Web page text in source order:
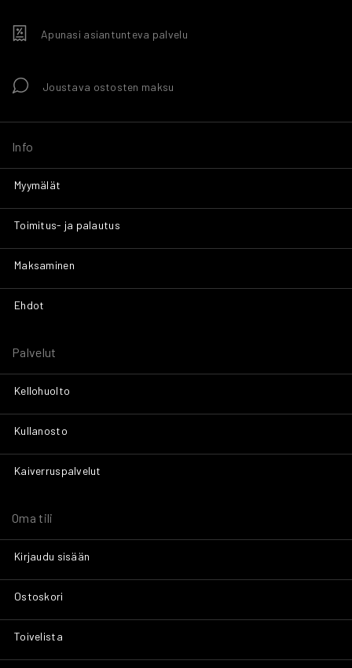
Apunasi asiantunteva palvelu
Joustava ostosten maksu
Info
Myymälät
Toimitus- ja palautus
Maksaminen
Ehdot
Palvelut
Kellohuolto
Kullanosto
Kaiverruspalvelut
Oma tili
Kirjaudu sisään
Ostoskori
Toivelista